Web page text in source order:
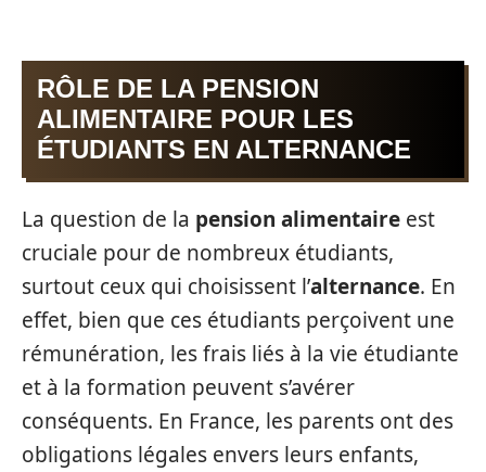
RÔLE DE LA PENSION
ALIMENTAIRE POUR LES
ÉTUDIANTS EN ALTERNANCE
La question de la pension alimentaire est
cruciale pour de nombreux étudiants,
surtout ceux qui choisissent l’alternance. En
effet, bien que ces étudiants perçoivent une
rémunération, les frais liés à la vie étudiante
et à la formation peuvent s’avérer
conséquents. En France, les parents ont des
obligations légales envers leurs enfants,